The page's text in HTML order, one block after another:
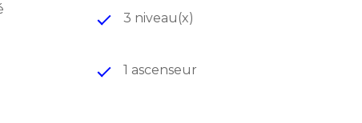
3 niveau(x)
1 ascenseur